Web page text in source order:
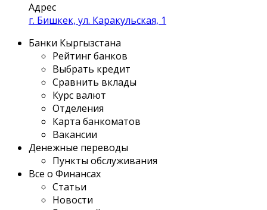
Адрес
г. Бишкек, ул. Каракульская, 1
Банки Кыргызстана
Рейтинг банков
Выбрать кредит
Сравнить вклады
Курс валют
Отделения
Карта банкоматов
Вакансии
Денежные переводы
Пункты обслуживания
Все о Финансах
Статьи
Новости